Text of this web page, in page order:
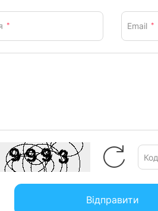
* Email *
Код
Відправити